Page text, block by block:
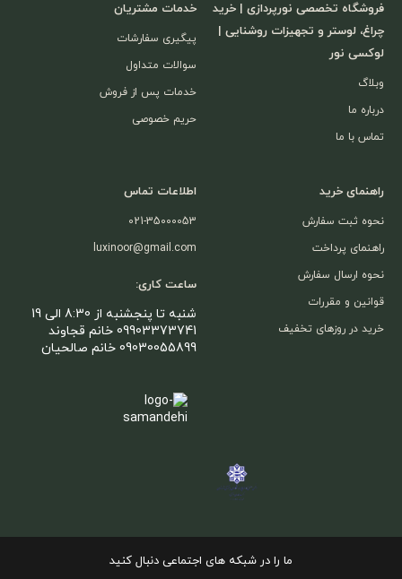
فروشگاه تخصصی نورپردازی | خرید
چراغ، لوستر و تجهیزات روشنایی |
لوکسی نور
وبلاگ
درباره ما
تماس با ما
خدمات مشتریان
پیگیری سفارشات
سوالات متداول
خدمات پس از فروش
حریم خصوصی
راهنمای خرید
نحوه ثبت سفارش
راهنمای پرداخت
نحوه ارسال سفارش
قوانین و مقررات
خرید در روزهای تخفیف
اطلاعات تماس
021-35000053
luxinoor@gmail.com
ساعت کاری:
شنبه تا پنجشنبه از 8:30 الی 19
09903373741 خانم قجاوند
09030055899 خانم صالحیان
ما را در شبکه های اجتماعی دنبال کنید